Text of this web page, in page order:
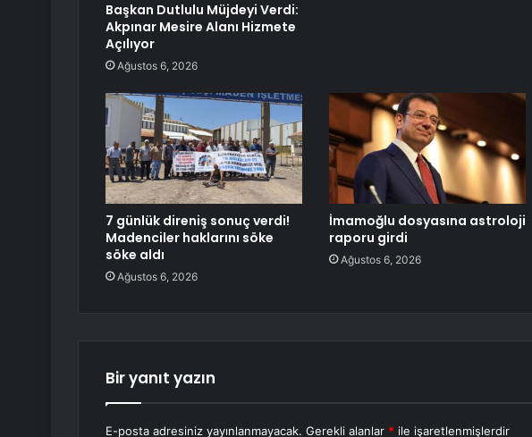
Başkan Dutlulu Müjdeyi Verdi:
Akpınar Mesire Alanı Hizmete
Açılıyor
Ağustos 6, 2026
7 günlük direniş sonuç verdi!
Madenciler haklarını söke
söke aldı
Ağustos 6, 2026
İmamoğlu dosyasına astroloji
raporu girdi
Ağustos 6, 2026
Bir yanıt yazın
E-posta adresiniz yayınlanmayacak. Gerekli alanlar * ile işaretlenmişlerdir